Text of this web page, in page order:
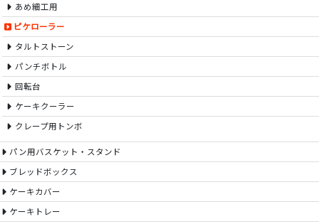
あめ細工用
ピケローラー
タルトストーン
パンチボトル
回転台
ケーキクーラー
クレープ用トンボ
パン用バスケット・スタンド
ブレッドボックス
ケーキカバー
ケーキトレー